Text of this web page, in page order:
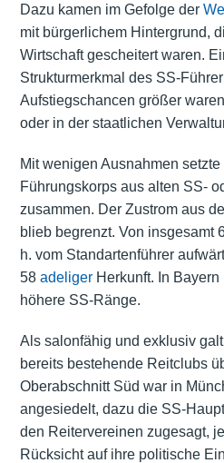
Dazu kamen im Gefolge der
mit bürgerlichem Hintergrund,
Wirtschaft gescheitert waren.
Strukturmerkmal des SS-
Aufstiegschancen größer
oder in der staatlichen
Mit wenigen Ausnahmen
Führungskorps aus alten SS-
zusammen. Der Zustrom aus
blieb begrenzt. Von insgesamt
h. vom Standartenführer
58 adeligerHerkunft. In Bayern
höhere SS-Ränge.
Als salonfähig und exklusiv
bereits bestehende Reitclubs
Oberabschnitt Süd war in
angesiedelt, dazu die SS-
den Reitervereinen zugesagt,
Rücksicht auf ihre politische